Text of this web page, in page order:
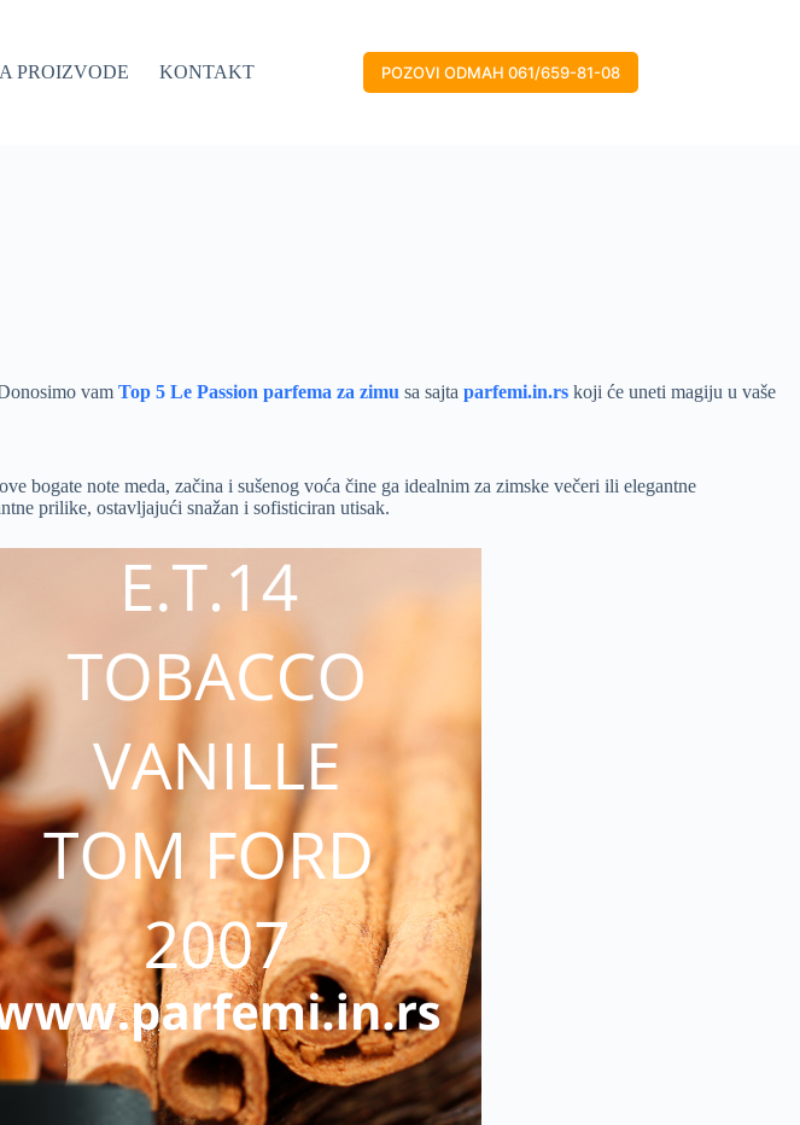
PROIZVODE KONTAKT POZOVI ODMAH 061/659-81-08
vam Top 5 Le Passion parfema za zimu sa sajta parfemi.in.rs koji će uneti magiju u vaše
note meda, začina i sušenog voća čine ga idealnim za zimske večeri ili elegantne
prilike, ostavljajući snažan i sofisticiran utisak.